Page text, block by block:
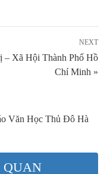
NEXT
– Xã Hội Thành Phố Hồ
Chí Minh »
Văn Học Thủ Đô Hà